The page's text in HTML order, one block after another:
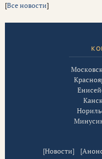
[Все новости]
[Новости] [